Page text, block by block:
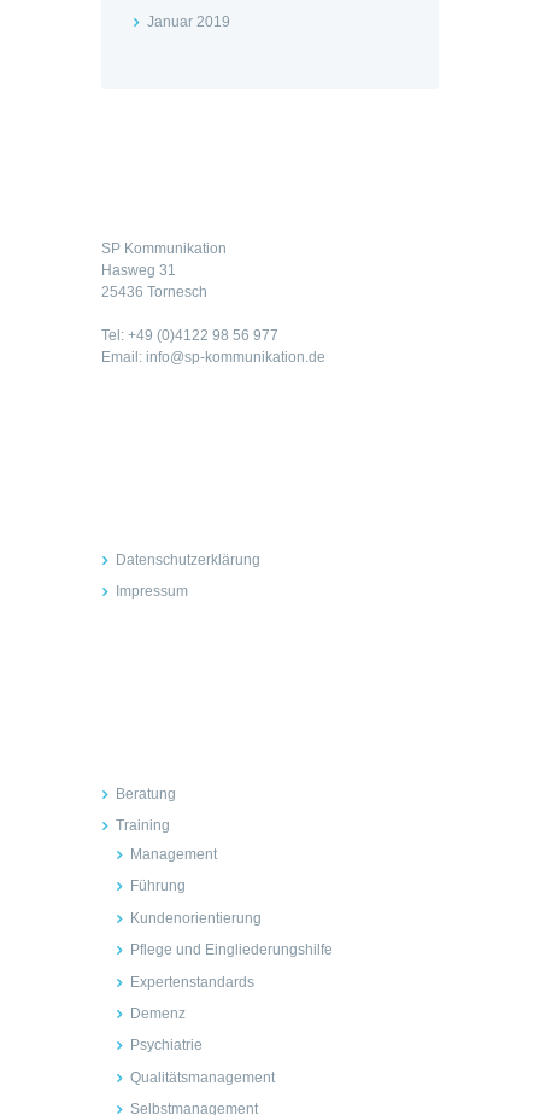
Januar 2019
SP Kommunikation
Hasweg 31
25436 Tornesch
Tel: +49 (0)4122 98 56 977
Email: info@sp-kommunikation.de
Datenschutzerklärung
Impressum
Beratung
Training
Management
Führung
Kundenorientierung
Pflege und Eingliederungshilfe
Expertenstandards
Demenz
Psychiatrie
Qualitätsmanagement
Selbstmanagement